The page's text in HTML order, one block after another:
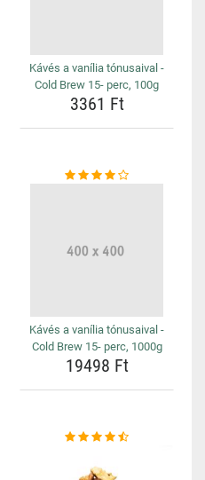
Kávés a vanília tónusaival -
Cold Brew 15- perc, 100g
3361 Ft
Kávés a vanília tónusaival -
Cold Brew 15- perc, 1000g
19498 Ft